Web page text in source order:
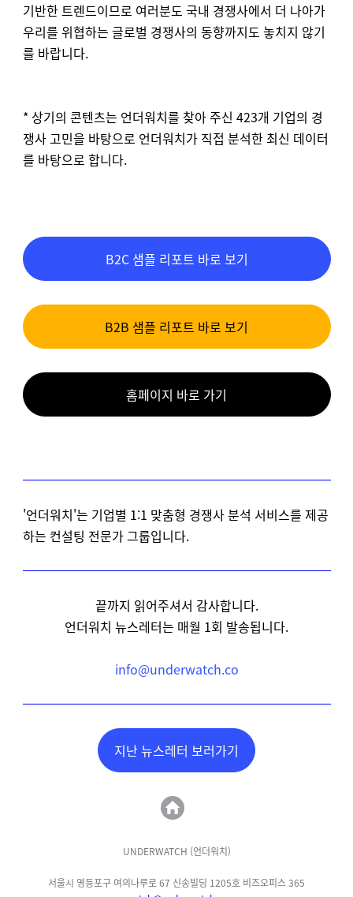
기반한 트렌드이므로 여러분도 국내 경쟁사에서 더 나아가
우리를 위협하는 글로벌 경쟁사의 동향까지도 놓치지 않기
를 바랍니다.
* 상기의 콘텐츠는 언더워치를 찾아 주신 423개 기업의 경
쟁사 고민을 바탕으로 언더워치가 직접 분석한 최신 데이터
를 바탕으로 합니다.
B2C 샘플 리포트 바로 보기
B2B 샘플 리포트 바로 보기
홈페이지 바로 가기
'언더워치'는 기업별 1:1 맞춤형 경쟁사 분석 서비스를 제공
하는 컨설팅 전문가 그룹입니다.
끝까지 읽어주셔서 감사합니다.
언더워치 뉴스레터는 매월 1회 발송됩니다.
info@underwatch.co
지난 뉴스레터 보러가기
UNDERWATCH (언더워치)
서울시 영등포구 여의나루로 67 신송빌딩 1205호 비즈오피스 365